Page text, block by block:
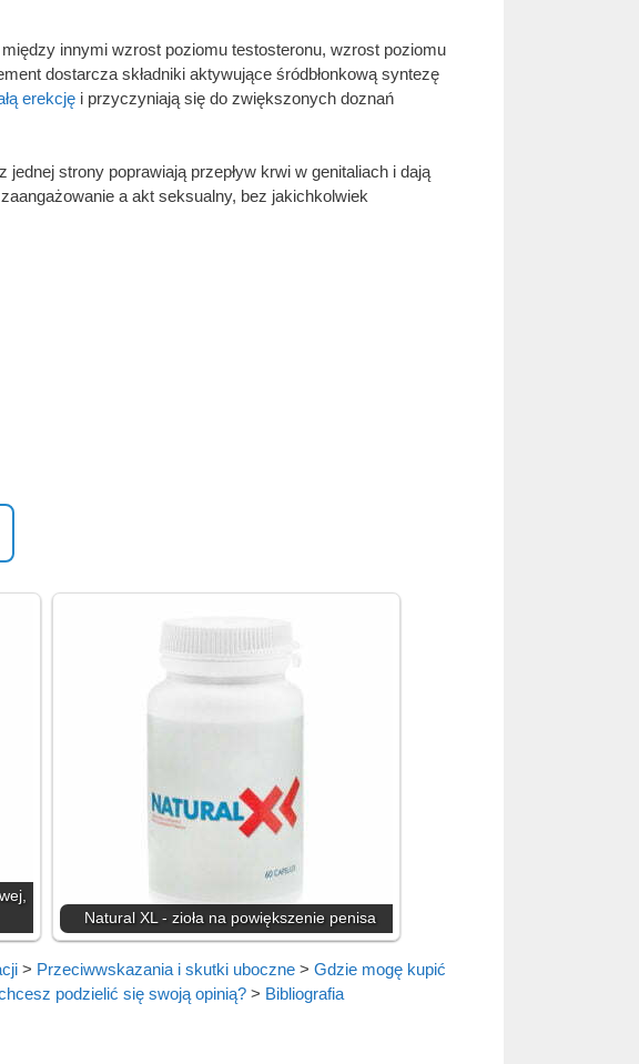
innymi wzrost poziomu testosteronu, wzrost poziomu
dostarcza składniki aktywujące śródbłonkową syntezę
erekcję i przyczyniają się do zwiększonych doznań
strony poprawiają przepływ krwi w genitaliach i dają
a akt seksualny, bez jakichkolwiek
Natural XL - zioła na powiększenie penisa
> Przeciwwskazania i skutki uboczne > Gdzie mogę kupić
podzielić się swoją opinią? > Bibliografia